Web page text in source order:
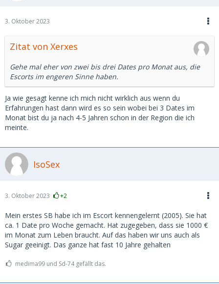
3. Oktober 2023
Zitat von Xerxes
Gehe mal eher von zwei bis drei Dates pro Monat aus, die
Escorts im engeren Sinne haben.
Ja wie gesagt kenne ich mich nicht wirklich aus wenn du
Erfahrungen hast dann wird es so sein wobei bei 3 Dates im
Monat bist du ja nach 4-5 Jahren schon in der Region die ich
meinte.
IsoSex
3. Oktober 2023 +2
Mein erstes SB habe ich im Escort kennengelernt (2005). Sie hat
ca. 1 Date pro Woche gemacht. Hat zugegeben, dass sie 1000 €
im Monat zum Leben braucht. Auf das haben wir uns auch als
Sugar geeinigt. Das ganze hat fast 10 Jahre gehalten
medima99 und Sd-74 gefällt das.